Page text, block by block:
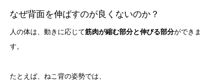
なぜ背面を伸ばすのが良くないのか？
人の体は、動きに応じて筋肉が縮む部分と伸びる部分ができま
す。
たとえば、ねこ背の姿勢では、